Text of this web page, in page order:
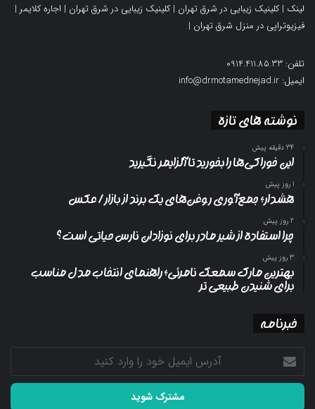
لینک |کلینیک زیبایی در شرق تهران |کلینیک زیبایی در شرق تهران | اجاره کلایمر |
فیزیوتراپی در منزل شرق تهران |
تلفن: 0914.411.85.33
ایمیل: info@drmotamednejad.ir
نوشته های تازه
34 دقیقه پیش
این خوراکی‌ها را بخورید تا آلزایمر نگیرید
1 روز پیش
هشدار؛ جمع‌آوری روغن‌های یک برند از بازار/ عکس
2 روز پیش
چرا استفاده از شیر مادر برای نوزادان نارس حیاتی است؟
3 روز پیش
بهترین مارک سمعک نامرئی؛ راهنمای انتخاب مدل مناسب
برای شنیدن طبیعی تر
خبرنامه
آدرس
ایمیل
خود